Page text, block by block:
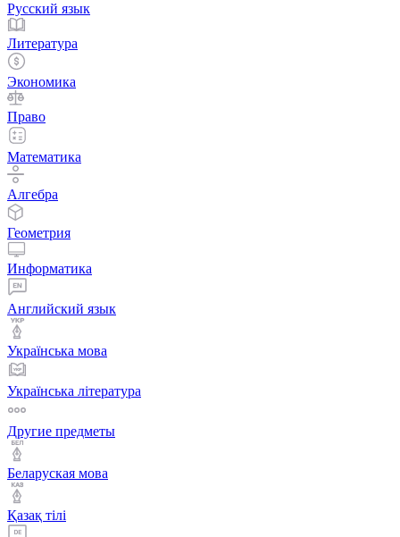
Русский язык
Литература
Экономика
Право
Математика
Алгебра
Геометрия
Информатика
Английский язык
Українська мова
Українська література
Другие предметы
Беларуская мова
Қазақ тiлi